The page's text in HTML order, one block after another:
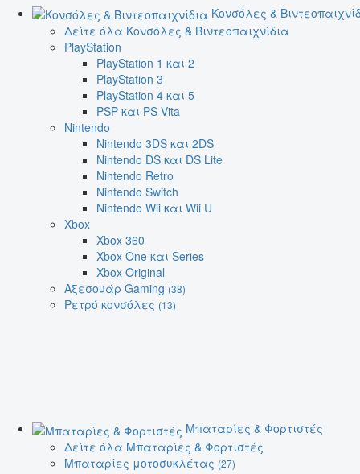
Κονσόλες &
Δείτε όλα Κονσόλες & Βιντεοπαιχνίδια
PlayStation
PlayStation 1 και 2
PlayStation 3
PlayStation 4 και 5
PSP και PS Vita
Nintendo
Nintendo 3DS και 2DS
Nintendo DS και DS Lite
Nintendo Retro
Nintendo Switch
Nintendo Wii και Wii U
Xbox
Xbox 360
Xbox One και Series
Xbox Original
Αξεσουάρ Gaming (38)
Ρετρό κονσόλες (13)
Μπαταρίες & Φορτιστές
Δείτε όλα Μπαταρίες & Φορτιστές
Μπαταρίες μοτοσυκλέτας (27)